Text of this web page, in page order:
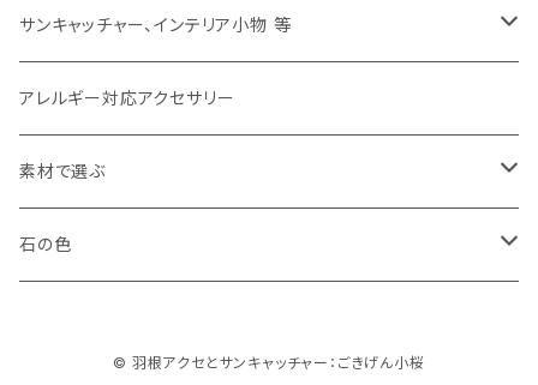
ピアス
イヤリング
イヤカフ
ブローチ
サンキャッチャー、インテリア小物 等
サンキャッチャー
バッグチャーム、キーホルダー
その他
アレルギー対応アクセサリー
素材で選ぶ
羽根（フェザー）
石の色
© 羽根アクセとサンキャッチャー：ごきげん小桜